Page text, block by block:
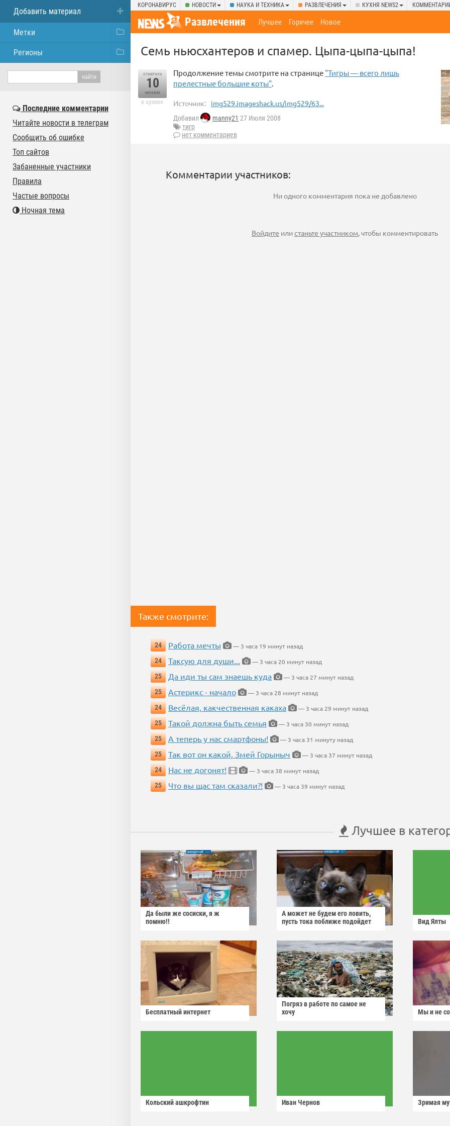
КОРОНАВИРУС НОВОСТИ НАУКА И ТЕХНИКА РАЗВЛЕЧЕНИЯ КУХНЯ NEWS2
Развлечения Лучшее Горячее Новое
Семь ньюсхантеров и спамер. Цыпа-цыпа-цыпа!
отметили
10
человек
в архиве
Продолжение темы смотрите на странице "Тигры — всего лишь
прелестные большие коты".
Источник: img529.imageshack.us/img529/63...
Добавил manny21 27 Июля 2008
тигр
нет комментариев
Комментарии участников:
Ни одного комментария пока не добавлено
Войдите илистаньте участником, чтобы комментировать
Также смотрите:
24 Работа мечты
— 3 часа 19 минут назад
24
Таксую для души...
— 3 часа 20 минут назад
25
Да иди ты сам знаешь куда
— 3 часа 27 минут назад
25
Астерикс - начало
— 3 часа 28 минут назад
24
Весёлая, какчественная какаха
— 3 часа 29 минут назад
25
Такой должна быть семья
— 3 часа 30 минут назад
25
А теперь у нас смартфоны!
— 3 часа 31 минуту назад
25
Так вот он какой, Змей Горыныч
— 3 часа 37 минут назад
24
Нас не догонят!
— 3 часа 38 минут назад
25
Что вы щас там сказали?! — 3 часа 39 минут назад
Лучшее в
Да были же сосиски, я ж
помню!!
А может не будем его ловить,
пусть тока поближе подойдет
Вид Ялты
Бесплатный интернет
Погряз в работе по самое не
хочу
Мы и не
Кольский ашкрофтин Иван Чернов Зримая
Добавить материал
Метки
Регионы
Последние комментарии
Читайте новости в телеграм
Сообщить об ошибке
Топ сайтов
Забаненные участники
Правила
Частые вопросы
Ночная тема